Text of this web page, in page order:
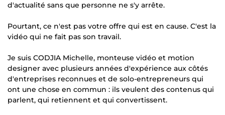
d'actualité sans que personne ne s'y arrête.
Pourtant, ce n'est pas votre offre qui est en cause. C'est la
vidéo qui ne fait pas son travail.
Je suis CODJIA Michelle, monteuse vidéo et motion
designer avec plusieurs années d'expérience aux côtés
d'entreprises reconnues et de solo-entrepreneurs qui
ont une chose en commun : ils veulent des contenus qui
parlent, qui retiennent et qui convertissent.